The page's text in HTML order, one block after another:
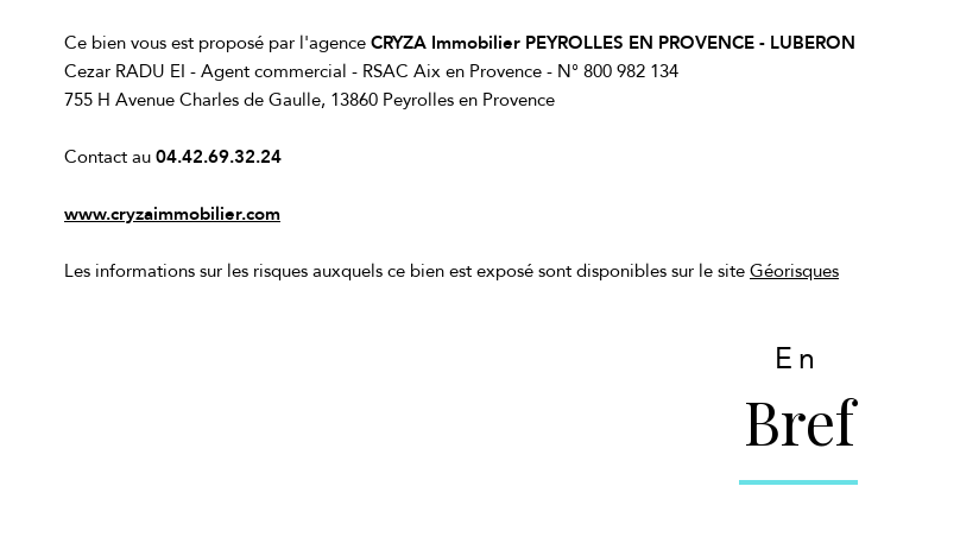
Ce bien vous est proposé par l'agence CRYZA Immobilier PEYROLLES EN PROVENCE - LUBERON
Cezar RADU EI - Agent commercial - RSAC Aix en Provence - N° 800 982 134
755 H Avenue Charles de Gaulle, 13860 Peyrolles en Provence
Contact au 04.42.69.32.24
www.cryzaimmobilier.com
Les informations sur les risques auxquels ce bien est exposé sont disponibles sur le site Géorisques
En
Bref